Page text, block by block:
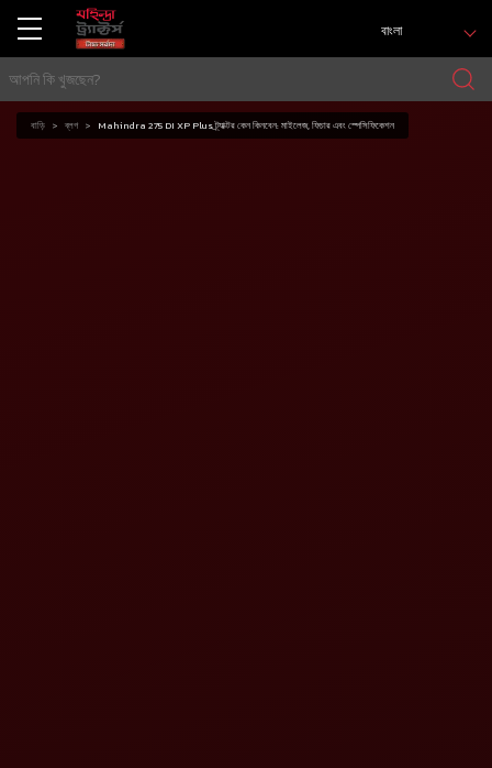
বাংলা
বাড়ি ব্লগ Mahindra 275 DI XP Plus ট্র্যাক্টর কেন কিনবেন: মাইলেজ, ফিচার এবং স্পেসিফিকেশন